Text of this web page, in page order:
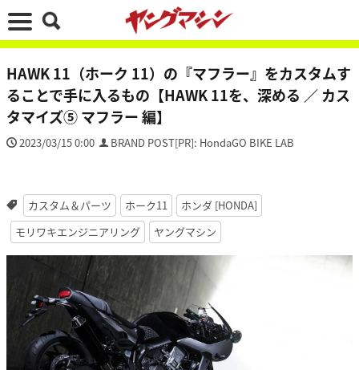
HAWK 11（ホーク 11）の『マフラー』をカスタムす
ることで手に入るもの【HAWK 11を、深める ／ カス
タマイズ⑤ マフラー 編】
2023/03/15 0:00 BRAND POST[PR]: HondaGO BIKE LAB
カスタム＆パーツ ホーク11
ホンダ [HONDA]
モリワキエンジニアリング
ヤングマシン